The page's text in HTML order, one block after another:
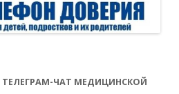
ЧАТ МЕДИЦИНСКОЙ